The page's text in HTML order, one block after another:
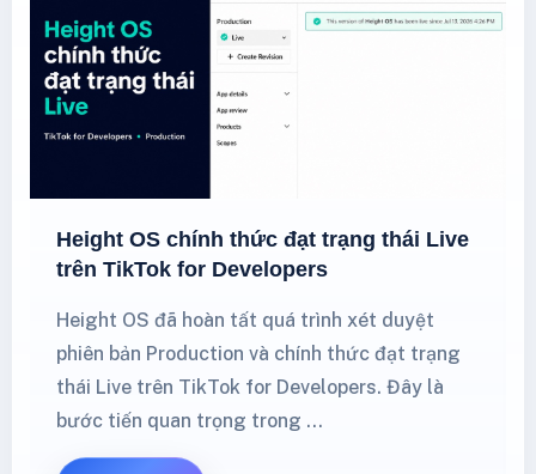
Height OS chính thức đạt trạng thái Live
trên TikTok for Developers
Height OS đã hoàn tất quá trình xét duyệt
phiên bản Production và chính thức đạt trạng
thái Live trên TikTok for Developers. Đây là
bước tiến quan trọng trong …